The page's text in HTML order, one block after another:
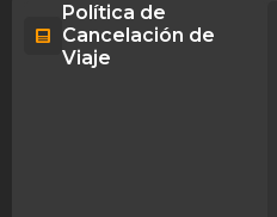
Política de
Cancelación de
Viaje